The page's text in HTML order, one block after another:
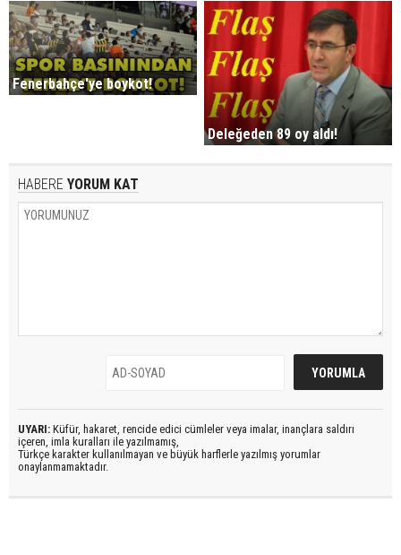
Fenerbahçe'ye boykot!
Deleğeden 89 oy aldı!
HABERE YORUM KAT
UYARI: Küfür, hakaret, rencide edici cümleler veya imalar, inançlara saldırı
içeren, imla kuralları ile yazılmamış,
Türkçe karakter kullanılmayan ve büyük harflerle yazılmış yorumlar
onaylanmamaktadır.